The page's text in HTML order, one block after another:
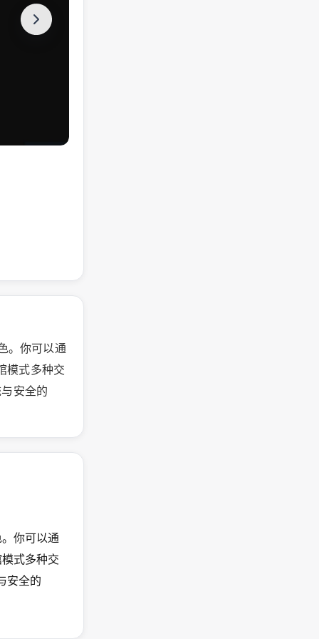
。你可以通
模式多种交
安全的
你可以通
式多种交
安全的